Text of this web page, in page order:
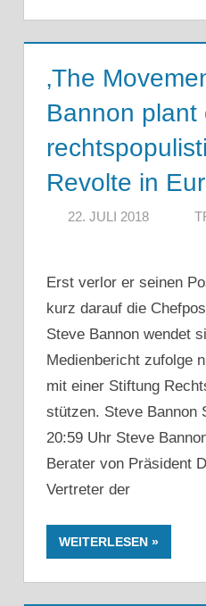
‚The
Bannon plant
Revolte in
22. JULI 2018
Erst verlor er seinen
kurz darauf die
Steve Bannon wendet
Medienbericht zufolge
mit einer Stiftung
stützen. Steve Bannon
20:59 Uhr Steve
Berater von Präsident
Vertreter der
WEITERLESEN